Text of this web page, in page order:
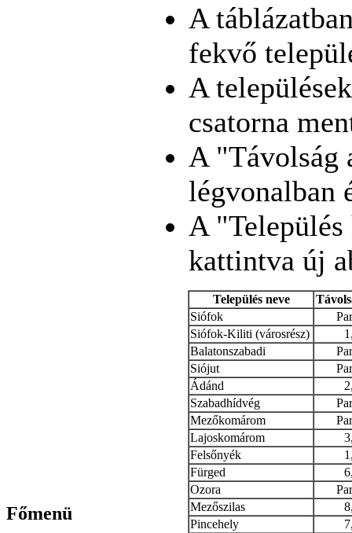
Főmenü
A
fekvő
A
csatorna
A "Távolság
légvonalban
A
kattintva új
Település neve
Siófok
Siófok-Kiliti (városrész)
Balatonszabadi
Siójut
Ádánd
Szabadhídvég
Mezőkomárom
Lajoskomárom
Felsőnyék
Fürged
Ozora
Mezőszilas
Pincehely